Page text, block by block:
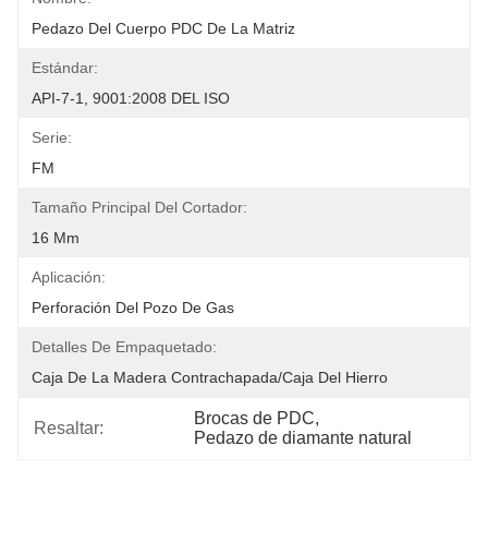
Pedazo Del Cuerpo PDC De La Matriz
Estándar:
API-7-1, 9001:2008 DEL ISO
Serie:
FM
Tamaño Principal Del Cortador:
16 Mm
Aplicación:
Perforación Del Pozo De Gas
Detalles De Empaquetado:
Caja De La Madera Contrachapada/caja Del Hierro
Resaltar:
Brocas de PDC,
Pedazo de diamante natural